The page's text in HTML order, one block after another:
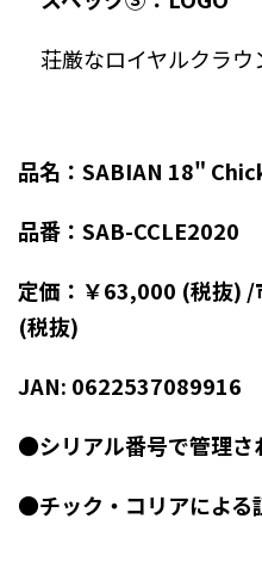
荘厳なロイヤルクラウ
品名： SABIAN 18"
品番： SAB-CCLE2020
定価：￥63,000 (税抜) /
(税抜)
JAN: 0622537089916
●シリアル番号で管理さ
●チック・コリアによる